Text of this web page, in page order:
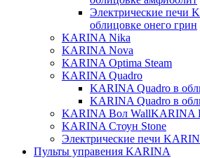
Электрические печи
облицовке онего грин
KARINA Nika
KARINA Nova
KARINA Optima Steam
KARINA Quadro
KARINA Quadro в
KARINA Quadro в
KARINA Вол WallKARINA
KARINA Стоун Stone
Электрические печи
Пульты управения KARINA